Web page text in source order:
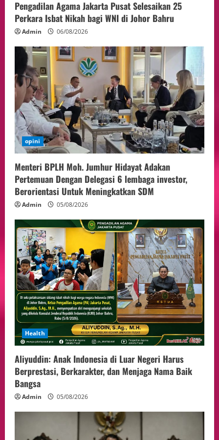
4
Sorotan
05/08/2026
Presiden Prabowo dan PM Thailand
Sepakat Perkuat Stabilitas ketahan
ASEAN Melalui Penguatan Kerjasama
Kedua Negara.
04/08/2026
Pengadilan Agama Jakarta Pusat Selesaikan 25
Perkara Isbat Nikah bagi WNI di Johor Bahru
Admin 06/08/2026
opini
Menteri BPLH Moh. Jumhur Hidayat Adakan
Pertemuan Dengan Delegasi 6 lembaga investor,
Berorientasi Untuk Meningkatkan SDM
Admin 05/08/2026
Health
Aliyuddin: Anak Indonesia di Luar Negeri Harus
Berprestasi, Berkarakter, dan Menjaga Nama Baik
Bangsa
Admin 05/08/2026